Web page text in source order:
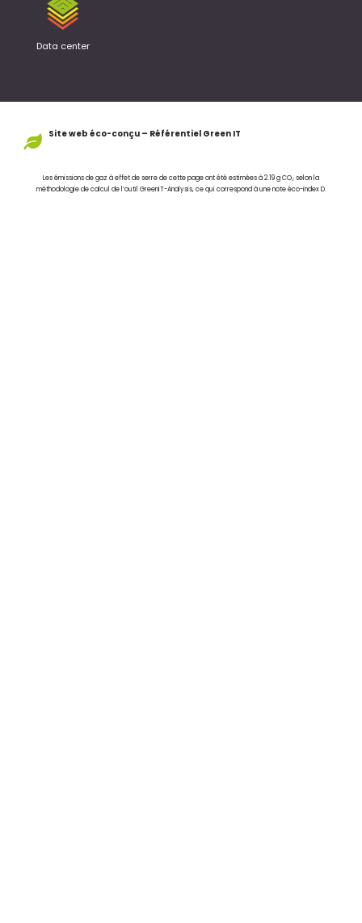
Data center
Site web éco-conçu – Référentiel Green IT
Les émissions de gaz à effet de serre de cette page ont été estimées à 2.19 g CO₂ selon la
méthodologie de calcul de l’outil GreenIT-Analysis, ce qui correspond à une note éco-index D.